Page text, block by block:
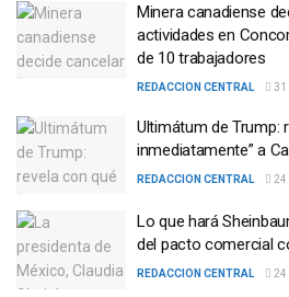
Minera canadiense
actividades en
de 10 trabajadores
REDACCION CENTRAL 31
Ultimátum de Trump:
inmediatamente” a
REDACCION CENTRAL 24
Lo que hará
del pacto comercial
REDACCION CENTRAL 24